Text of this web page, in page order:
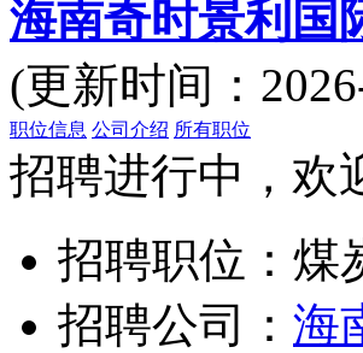
海南奇时景利国
(更新时间：
职位信息 公司介绍 所有职位
招聘进行中，欢
招聘职位：煤
招聘公司： 海